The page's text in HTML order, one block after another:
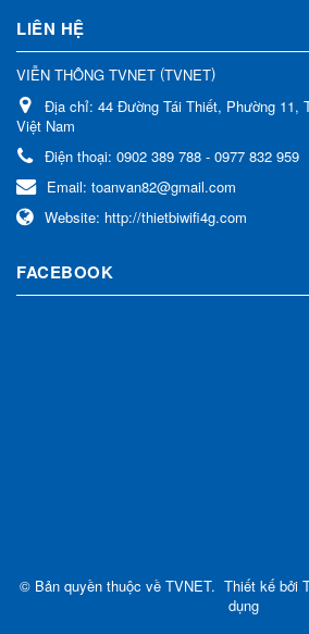
LIÊN HỆ
VIỄN THÔNG TVNET (TVNET)
Địa chỉ: 44 Đường Tái Thiết, Phường 11,
Việt Nam
Điện thoại: 0902 389 788 - 0977 832 959
Email: toanvan82@gmail.com
Website: http://thietbiwifi4g.com
FACEBOOK
© Bản quyền thuộc về TVNET. Thiết kế bởi
dụng